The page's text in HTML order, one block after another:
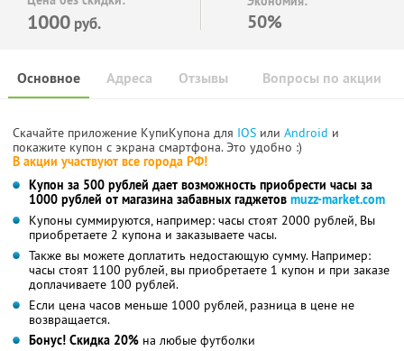
1000 руб. 50%
Основное Отзывы Вопросы по акции
Адреса
Скачайте приложение КупиКупона для IOS или Android и
покажите купон с экрана смартфона. Это удобно :)
В акции участвуют все города РФ!
Купон за 500 рублей дает возможность приобрести часы за
1000 рублей от магазина забавных гаджетов muzz-market.com
Купоны суммируются, например: часы стоят 2000 рублей, Вы
приобретаете 2 купона и заказываете часы.
Также вы можете доплатить недостающую сумму. Например:
часы стоят 1100 рублей, вы приобретаете 1 купон и при заказе
доплачиваете 100 рублей.
Если цена часов меньше 1000 рублей, разница в цене не
возвращается.
Бонус! Скидка 20% на любые футболки